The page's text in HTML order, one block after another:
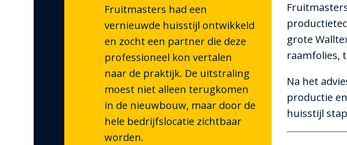
Fruitmasters had een
vernieuwde huisstijl ontwikkeld
en zocht een partner die deze
professioneel kon vertalen
naar de praktijk. De uitstraling
moest niet alleen terugkomen
in de nieuwbouw, maar door de
hele bedrijfslocatie zichtbaar
worden.
grote
raamfolies,
Na het
productie
huisstijl